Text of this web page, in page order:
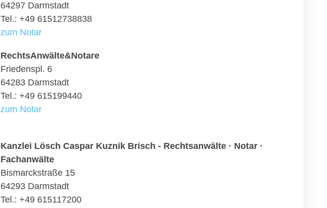
64297 Darmstadt
Tel.: +49 61512738838
zum Notar
RechtsAnwälte&Notare
Friedenspl. 6
64283 Darmstadt
Tel.: +49 615199440
zum Notar
Kanzlei Lösch Caspar Kuznik Brisch - Rechtsanwälte · Notar ·
Fachanwälte
Bismarckstraße 15
64293 Darmstadt
Tel.: +49 615117200